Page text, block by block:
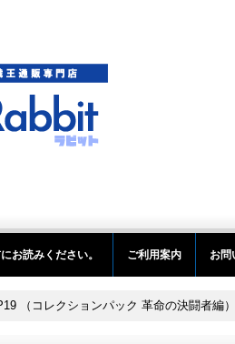
お読みください。 ご利用案内 お問
（コレクションパック 革命の決闘者編）